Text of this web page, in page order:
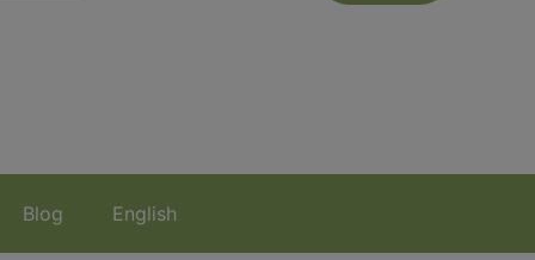
Blog English